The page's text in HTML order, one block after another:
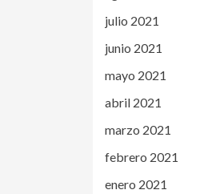
julio 2021
junio 2021
mayo 2021
abril 2021
marzo 2021
febrero 2021
enero 2021